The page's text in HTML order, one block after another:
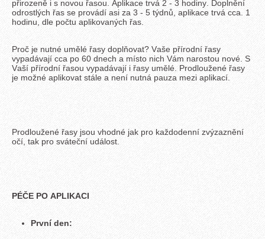
přirozeně i s novou řasou. Aplikace trvá 2 - 3 hodiny. Doplnění
odrostlých řas se provádí asi za 3 - 5 týdnů, aplikace trvá cca. 1
hodinu, dle počtu aplikovaných řas.
Proč je nutné umělé řasy doplňovat? Vaše přírodní řasy
vypadávají cca po 60 dnech a místo nich Vám narostou nové. S
Vaší přírodní řasou vypadávají i řasy umělé. Prodloužené řasy
je možné aplikovat stále a není nutná pauza mezi aplikací.
Prodloužené řasy jsou vhodné jak pro každodenní zvýzaznění
očí, tak pro sváteční událost.
PÉČE PO APLIKACI
První den: